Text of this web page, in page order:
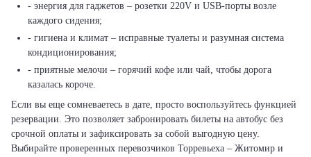
- энергия для гаджетов – розетки 220V и USB-порты возле
каждого сидения;
- гигиена и климат – исправные туалеты и разумная система
кондиционирования;
- приятные мелочи – горячий кофе или чай, чтобы дорога
казалась короче.
Если вы еще сомневаетесь в дате, просто воспользуйтесь функцией
резервации. Это позволяет забронировать билеты на автобус без
срочной оплаты и зафиксировать за собой выгодную цену.
Выбирайте проверенных перевозчиков Торревьеха – Житомир и